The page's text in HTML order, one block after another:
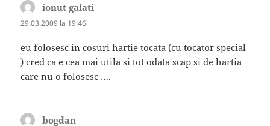
ionut galati
29.03.2009 la 19:46
eu folosesc in cosuri hartie tocata (cu tocator special
) cred ca e cea mai utila si tot odata scap si de hartia
care nu o folosesc ….
bogdan